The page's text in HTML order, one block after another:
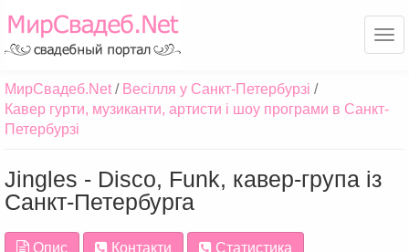
МирСвадеб.Net
Весілля у Санкт-Петербурзі
Кавер гурти, музиканти, артисти і шоу програми в Санкт-
Петербурзі
Jingles - Disco, Funk, кавер-група із
Санкт-Петербурга
Опис Контакти Статистика